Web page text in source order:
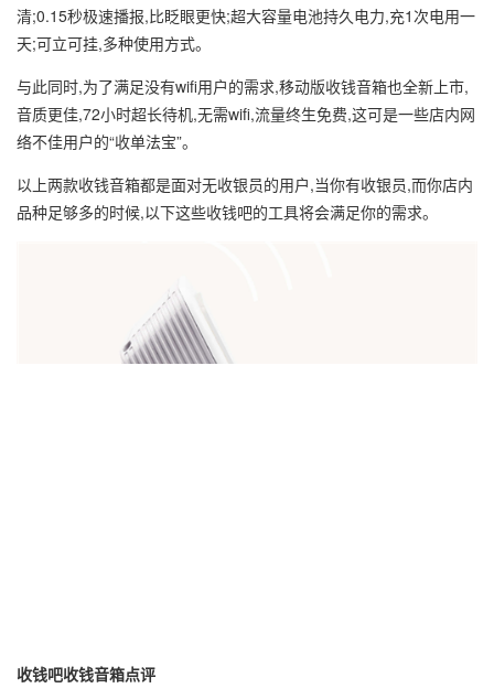
清;0.15秒极速播报,比眨眼更快;超大容量电池持久电力,充1次电用一
天;可立可挂,多种使用方式。
与此同时,为了满足没有wifi用户的需求,移动版收钱音箱也全新上市,
音质更佳,72小时超长待机,无需wifi,流量终生免费,这可是一些店内网
络不佳用户的“收单法宝”。
以上两款收钱音箱都是面对无收银员的用户,当你有收银员,而你店内
品种足够多的时候,以下这些收钱吧的工具将会满足你的需求。
收钱吧收钱音箱点评